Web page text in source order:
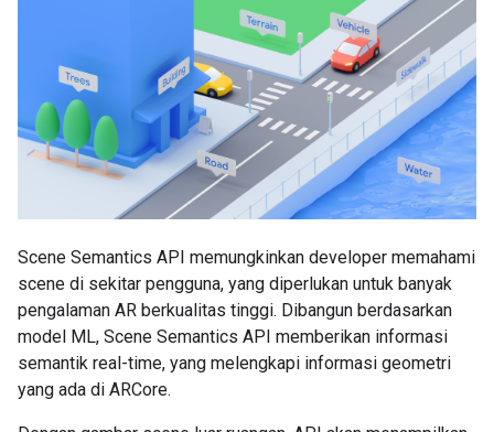
Scene Semantics API memungkinkan developer memahami
scene di sekitar pengguna, yang diperlukan untuk banyak
pengalaman AR berkualitas tinggi. Dibangun berdasarkan
model ML, Scene Semantics API memberikan informasi
semantik real-time, yang melengkapi informasi geometri
yang ada di ARCore.